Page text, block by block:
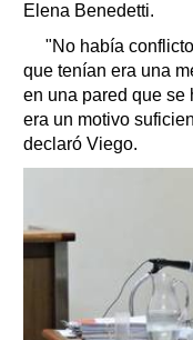
Elena Benedetti.
"No había
que tenían era una
en una pared que se
era un motivo
declaró Viego.